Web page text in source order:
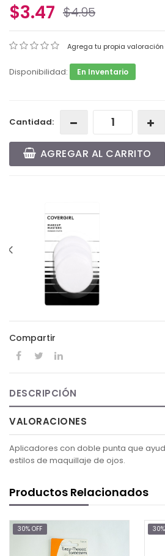
$3.47 $4.95
Agrega tu propia valoración
Disponibilidad: En Inventario
Cantidad:
AGREGAR AL CARRITO
Compartir
DESCRIPCIÓN
VALORACIONES
Aplicadores con doble punta que
estilos de maquillaje de ojos.
Productos Relacionados
30% OFF